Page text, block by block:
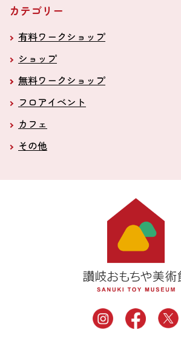
カテゴリー
有料ワークショップ
ショップ
無料ワークショップ
フロアイベント
カフェ
その他